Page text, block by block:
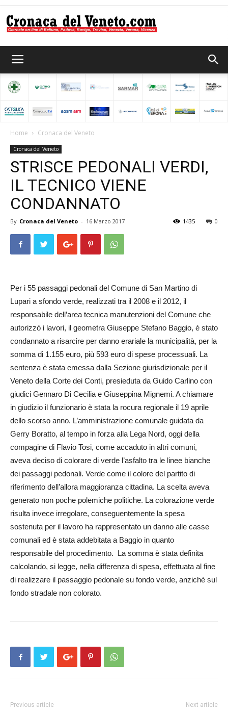
del
Home Cronaca del Veneto
Cronaca del Veneto
STRISCE PEDONALI VERDI,
IL TECNICO VIENE
CONDANNATO
By Cronaca del Veneto - 16 Marzo 2017 0
1435
Per i 55 passaggi pedonali del Comune di San Martino di
Lupari a sfondo verde, realizzati tra il 2008 e il 2012, il
responsabile dell’area tecnica manutenzioni del Comune che
autorizzò i lavori, il geometra Gius­eppe Stefano Baggio, è stato
condannato a risarcire per danno erariale la municipalità, per la
somma di 1.155 euro, più 593 euro di spese processuali. La
sentenza è stata emessa dalla Sezione giurisdizionale per il
Veneto della Corte dei Conti, presieduta da Guido Carlino con
giudici Gennaro Di Cecilia e Giuseppina Mignemi. A chiamare
in giudizio il funzionario è stata la rocura regionale il 19 aprile
dello scorso anno. L’amministrazione com­unale guidata da
Gerry Boratto, al tempo in forza alla Lega Nord, oggi della
compagine di Flavio Tosi, come accaduto in altri comuni,
aveva deciso di colorare di verde l’asfalto tra le linee bianche
dei passaggi pedonali. Verde come il colore del partito di
riferimento dell’allora maggioranza cittadina. La scelta aveva
generato non poche polemiche politiche. La colorazione verde
risulta invece irregolare, conseguentemente la spesa
sostenuta per il lavoro ha rappresentato un danno alle casse
comunali ed è stata addebitata a Baggio in quanto
responsabile del procedimento. La somma è stata definita
calcolando, si legge, nella differenza di spesa, effettuata al fine
di realizzare il passaggio pedonale su fondo verde, anziché sul
fondo stradale non colorato.
Previous article Next article